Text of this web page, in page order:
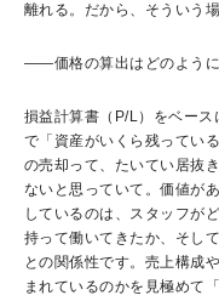
離れる。だから、そういう
――価格の算出はどのよう
損益計算書（ P/L）をベース
で「資産がいくら残ってい
の売却って、たいてい居抜
ないと思っていて。価値が
しているのは、スタッフが
持って働いてきたか、そし
との関係性です。売上構成
まれているのかを見極めて